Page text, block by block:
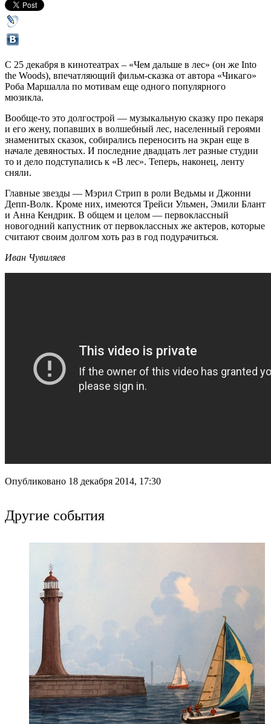
С 25 декабря в кинотеатрах – «Чем дальше в лес» (он же Into
the Woods), впечатляющий фильм-сказка от автора «Чикаго»
Роба Маршалла по мотивам еще одного популярного
мюзикла.
Вообще-то это долгострой — музыкальную сказку про пекаря
и его жену, попавших в волшебный лес, населенный героями
знаменитых сказок, собирались переносить на экран еще в
начале девяностых. И последние двадцать лет разные студии
то и дело подступались к «В лес». Теперь, наконец, ленту
сняли.
Главные звезды — Мэрил Стрип в роли Ведьмы и Джонни
Депп-Волк. Кроме них, имеются Трейси Ульмен, Эмили Блант
и Анна Кендрик. В общем и целом — первоклассный
новогодний капустник от первоклассных же актеров, которые
считают своим долгом хоть раз в год подурачиться.
Иван Чувиляев
Опубликовано 18 декабря 2014, 17:30
Другие события